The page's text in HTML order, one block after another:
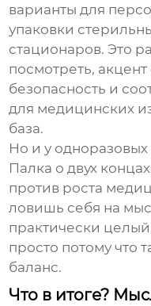
варианты для
упаковки
стационаров. Это
посмотреть,
безопасность и
для медицинских
база.
Но и у
Палка о двух
против роста
ловишь себя на
практически
просто потому что
баланс.
Что в итоге?